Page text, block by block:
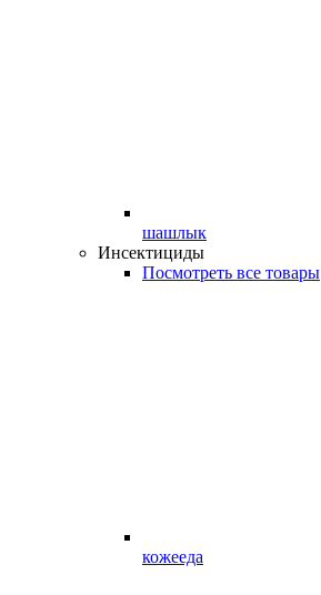
шашлык
Инсектициды
Посмотреть все товары
кожееда